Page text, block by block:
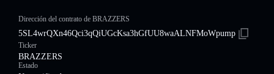
Dirección del contrato de BRAZZERS
5SL4wrQXn46Qci3qQiUGcKsa3hGfUU8waALNFMoWpump
Ticker
BRAZZERS
Estado